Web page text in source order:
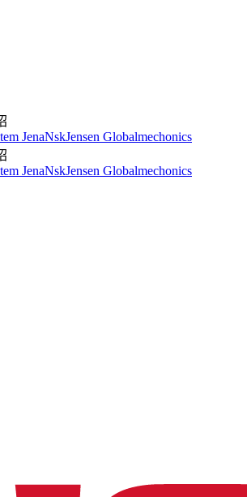
JenaNskJensen Globalmechonics
JenaNskJensen Globalmechonics